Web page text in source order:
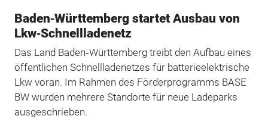
Baden‑Württemberg startet Ausbau von
Lkw‑Schnellladenetz
Das Land Baden‑Württemberg treibt den Aufbau eines
öffentlichen Schnellladenetzes für batterieelektrische
Lkw voran. Im Rahmen des Förderprogramms BASE
BW wurden mehrere Standorte für neue Ladeparks
ausgeschrieben.